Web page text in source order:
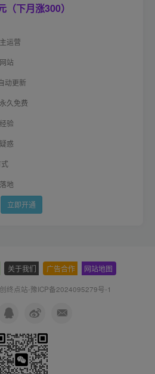
（下月涨300）
运营
站
动更新
久免费
验
惑
地
立即开通
关于我们 广告合作 网站地图
终点站-豫ICP备2024095279号-1